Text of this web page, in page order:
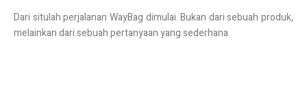
Dari situlah perjalanan WayBag dimulai. Bukan dari sebuah produk,
melainkan dari sebuah pertanyaan yang sederhana.